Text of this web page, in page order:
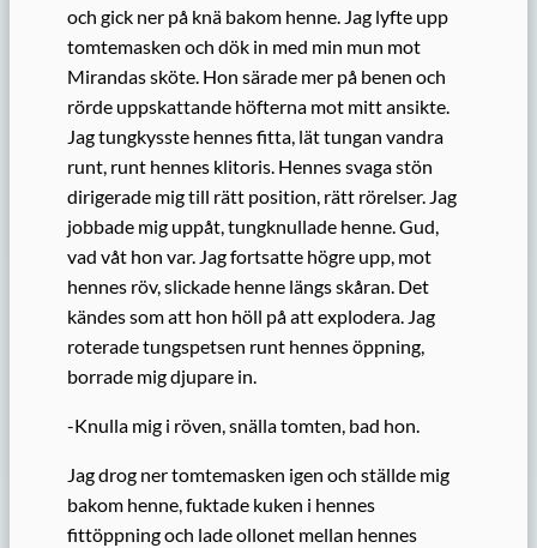
och gick ner på knä bakom henne. Jag lyfte upp
tomtemasken och dök in med min mun mot
Mirandas sköte. Hon särade mer på benen och
rörde uppskattande höfterna mot mitt ansikte.
Jag tungkysste hennes fitta, lät tungan vandra
runt, runt hennes klitoris. Hennes svaga stön
dirigerade mig till rätt position, rätt rörelser. Jag
jobbade mig uppåt, tungknullade henne. Gud,
vad våt hon var. Jag fortsatte högre upp, mot
hennes röv, slickade henne längs skåran. Det
kändes som att hon höll på att explodera. Jag
roterade tungspetsen runt hennes öppning,
borrade mig djupare in.
-Knulla mig i röven, snälla tomten, bad hon.
Jag drog ner tomtemasken igen och ställde mig
bakom henne, fuktade kuken i hennes
fittöppning och lade ollonet mellan hennes